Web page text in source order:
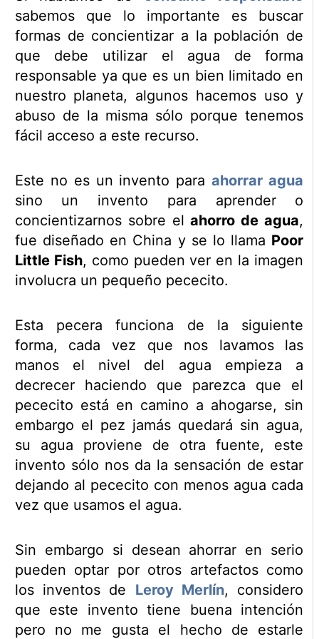
sabemos que lo importante es buscar
formas de concientizar a la población de
que debe utilizar el agua de forma
responsable ya que es un bien limitado en
nuestro planeta, algunos hacemos uso y
abuso de la misma sólo porque tenemos
fácil acceso a este recurso.
Este no es un invento paraahorrar agua
sino un invento para aprender o
concientizarnos sobre elahorro de agua,
fue diseñado en China y se lo llama Poor
Little Fish, como pueden ver en la imagen
involucra un pequeño pececito.
Esta pecera funciona de la siguiente
forma, cada vez que nos lavamos las
manos el nivel del agua empieza a
decrecer haciendo que parezca que el
pececito está en camino a ahogarse, sin
embargo el pez jamás quedará sin agua,
su agua proviene de otra fuente, este
invento sólo nos da la sensación de estar
dejando al pececito con menos agua cada
vez que usamos el agua.
Sin embargo si desean ahorrar en serio
pueden optar por otros artefactos como
los inventos de Leroy Merlín, considero
que este invento tiene buena intención
pero no me gusta el hecho de estarle